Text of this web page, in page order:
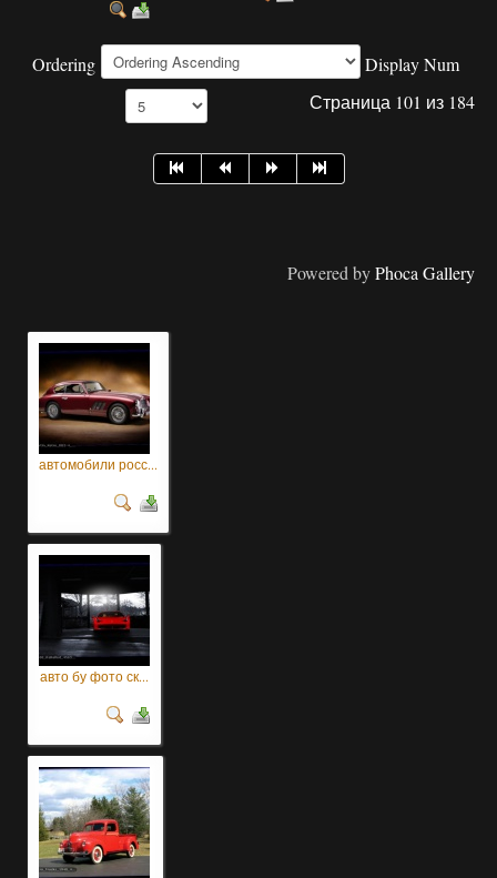
Ordering
Display Num
Страница 101 из 184
Powered byPhoca Gallery
автомобили росс...
авто бу фото ск...